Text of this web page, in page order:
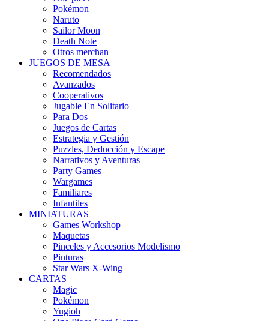
Pokémon
Naruto
Sailor Moon
Death Note
Otros merchan
JUEGOS DE MESA
Recomendados
Avanzados
Cooperativos
Jugable En Solitario
Para Dos
Juegos de Cartas
Estrategia y Gestión
Puzzles, Deducción y Escape
Narrativos y Aventuras
Party Games
Wargames
Familiares
Infantiles
MINIATURAS
Games Workshop
Maquetas
Pinceles y Accesorios Modelismo
Pinturas
Star Wars X-Wing
CARTAS
Magic
Pokémon
Yugioh